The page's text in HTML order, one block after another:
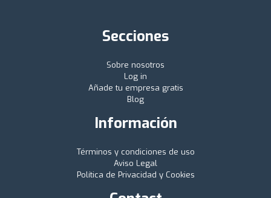
Secciones
Sobre nosotros
Log in
Añade tu empresa gratis
Blog
Información
Términos y condiciones de uso
Aviso Legal
Política de Privacidad y Cookies